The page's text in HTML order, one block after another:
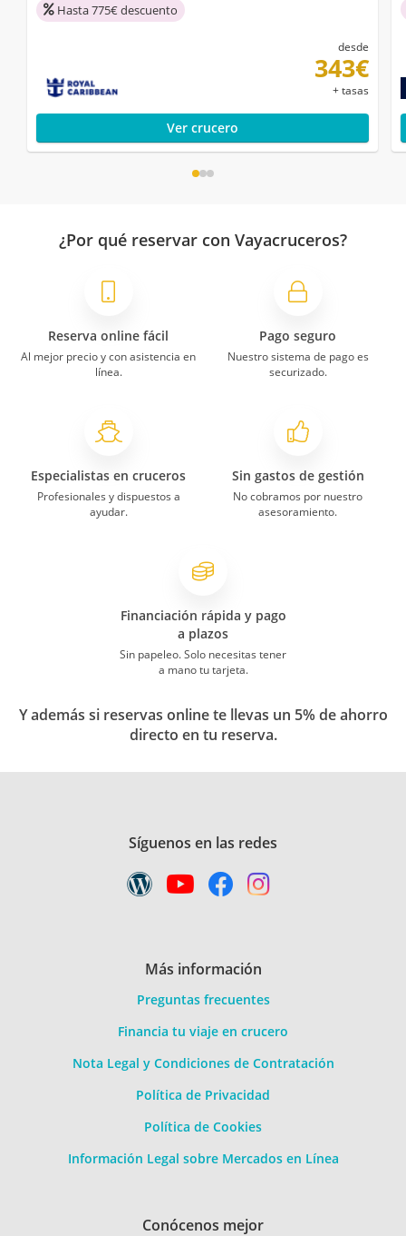
Hasta 775€ descuento
desde
343€
+ tasas
Ver crucero
¿Por qué reservar con Vayacruceros?
Reserva online fácil
Al mejor precio y con asistencia en
línea.
Pago seguro
Nuestro sistema de pago es
securizado.
Especialistas en cruceros
Profesionales y dispuestos a
ayudar.
Sin gastos de gestión
No cobramos por nuestro
asesoramiento.
Financiación rápida y pago
a plazos
Sin papeleo. Solo necesitas tener
a mano tu tarjeta.
Y además si reservas online te llevas un 5% de ahorro
directo en tu reserva.
Síguenos en las redes
Más información
Preguntas frecuentes
Financia tu viaje en crucero
Nota Legal y Condiciones de Contratación
Política de Privacidad
Política de Cookies
Información Legal sobre Mercados en Línea
Conócenos mejor